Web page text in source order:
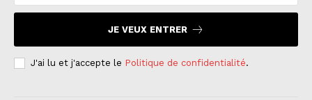
JE VEUX ENTRER
J'ai lu et j'accepte le Politique de confidentialité.